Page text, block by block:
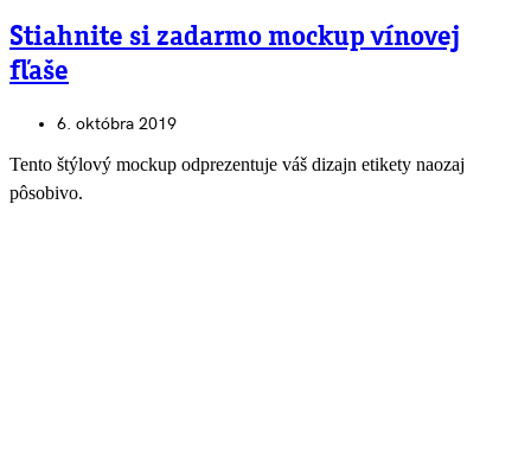
Stiahnite si zadarmo mockup vínovej
fľaše
6. októbra 2019
Tento štýlový mockup odprezentuje váš dizajn etikety naozaj
pôsobivo.